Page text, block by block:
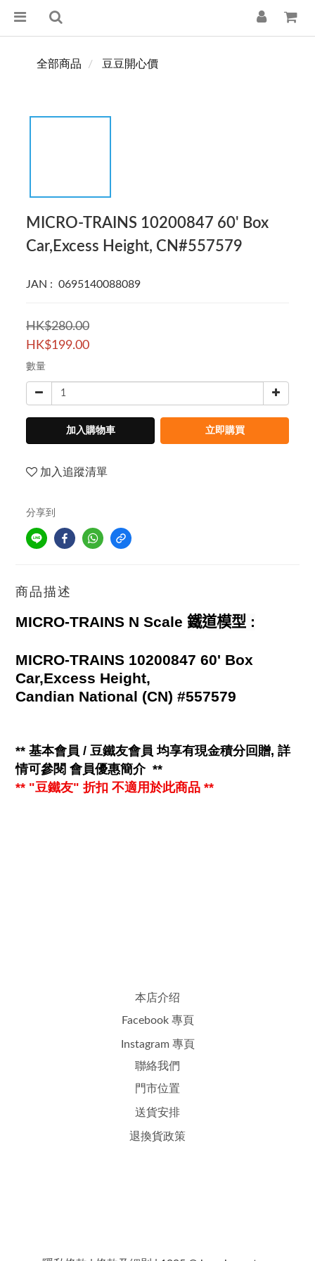
全部商品 豆豆開心價
MICRO-TRAINS 10200847 60' Box
Car,Excess Height, CN#557579
JAN :  0695140088089
HK$280.00
HK$199.00
數量
加入購物車 立即購買
加入追蹤清單
分享到
商品描述
MICRO-TRAINS N Scale 鐵道模型 :
MICRO-TRAINS 10200847 60' Box
Car,Excess Height,
Candian National (CN) #557579
** 基本會員 / 豆鐵友會員 均享有現金積分回贈, 詳
情可參閱 會員優惠簡介 **
** "豆鐵友" 折扣 不適用於此商品 **
本店介绍
Facebook 專頁
Instagram 專頁
聯絡我們
門市位置
送貨安排
退換貨政策